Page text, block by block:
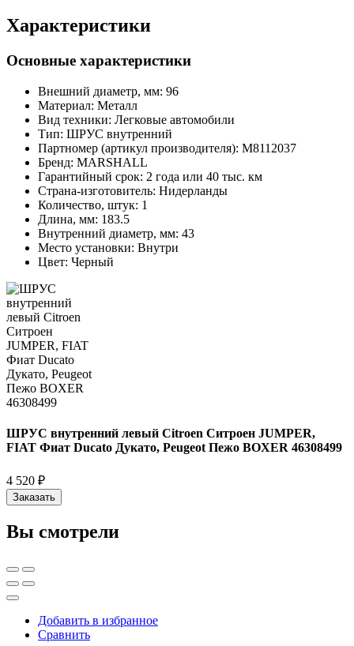
Характеристики
Основные характеристики
Внешний диаметр, мм: 96
Материал: Металл
Вид техники: Легковые автомобили
Тип: ШРУС внутренний
Партномер (артикул производителя): M8112037
Бренд: MARSHALL
Гарантийный срок: 2 года или 40 тыс. км
Страна-изготовитель: Нидерланды
Количество, штук: 1
Длина, мм: 183.5
Внутренний диаметр, мм: 43
Место установки: Внутри
Цвет: Черный
ШРУС внутренний левый Citroen Ситроен JUMPER,
FIAT Фиат Ducato Дукато, Peugeot Пежо BOXER 46308499
4 520 ₽
Заказать
Вы смотрели
Добавить в избранное
Сравнить